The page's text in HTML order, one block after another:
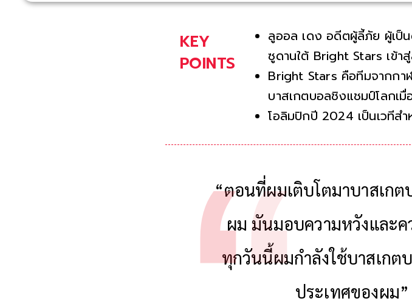
KEY
POINTS
ลูออล เดง อดีตผู้ลี้ภัย ผู้เป็
ซูดานใต้ Bright Stars เข้
Bright Stars คือทีมจากกา
บาสเกตบอลชิงแชมป์โลกเ
โอลิมปิกปี 2024 เป็นเวทีสำ
“ตอนที่ผมเติบโตมาบาสเกต
ผม มันมอบความหวังและ
ทุกวันนี้ผมกำลังใช้บาสเกต